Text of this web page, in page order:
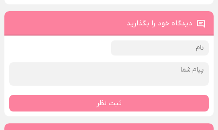
دیدگاه خود را بگذارید
ثبت نظر